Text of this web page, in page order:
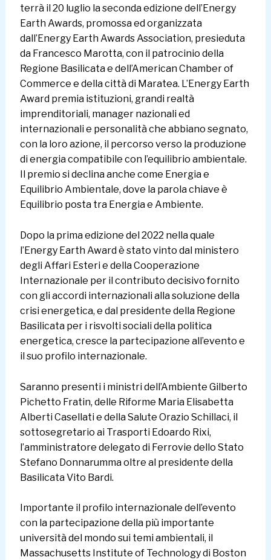
terrà il 20 luglio la seconda edizione dell’Energy
Earth Awards, promossa ed organizzata
dall’Energy Earth Awards Association, presieduta
da Francesco Marotta, con il patrocinio della
Regione Basilicata e dell’American Chamber of
Commerce e della città di Maratea. L’Energy Earth
Award premia istituzioni, grandi realtà
imprenditoriali, manager nazionali ed
internazionali e personalità che abbiano segnato,
con la loro azione, il percorso verso la produzione
di energia compatibile con l’equilibrio ambientale.
Il premio si declina anche come Energia e
Equilibrio Ambientale, dove la parola chiave è
Equilibrio posta tra Energia e Ambiente.
Dopo la prima edizione del 2022 nella quale
l’Energy Earth Award è stato vinto dal ministero
degli Affari Esteri e della Cooperazione
Internazionale per il contributo decisivo fornito
con gli accordi internazionali alla soluzione della
crisi energetica, e dal presidente della Regione
Basilicata per i risvolti sociali della politica
energetica, cresce la partecipazione all’evento e
il suo profilo internazionale.
Saranno presenti i ministri dell’Ambiente Gilberto
Pichetto Fratin, delle Riforme Maria Elisabetta
Alberti Casellati e della Salute Orazio Schillaci, il
sottosegretario ai Trasporti Edoardo Rixi,
l’amministratore delegato di Ferrovie dello Stato
Stefano Donnarumma oltre al presidente della
Basilicata Vito Bardi.
Importante il profilo internazionale dell’evento
con la partecipazione della più importante
università del mondo sui temi ambientali, il
Massachusetts Institute of Technology di Boston